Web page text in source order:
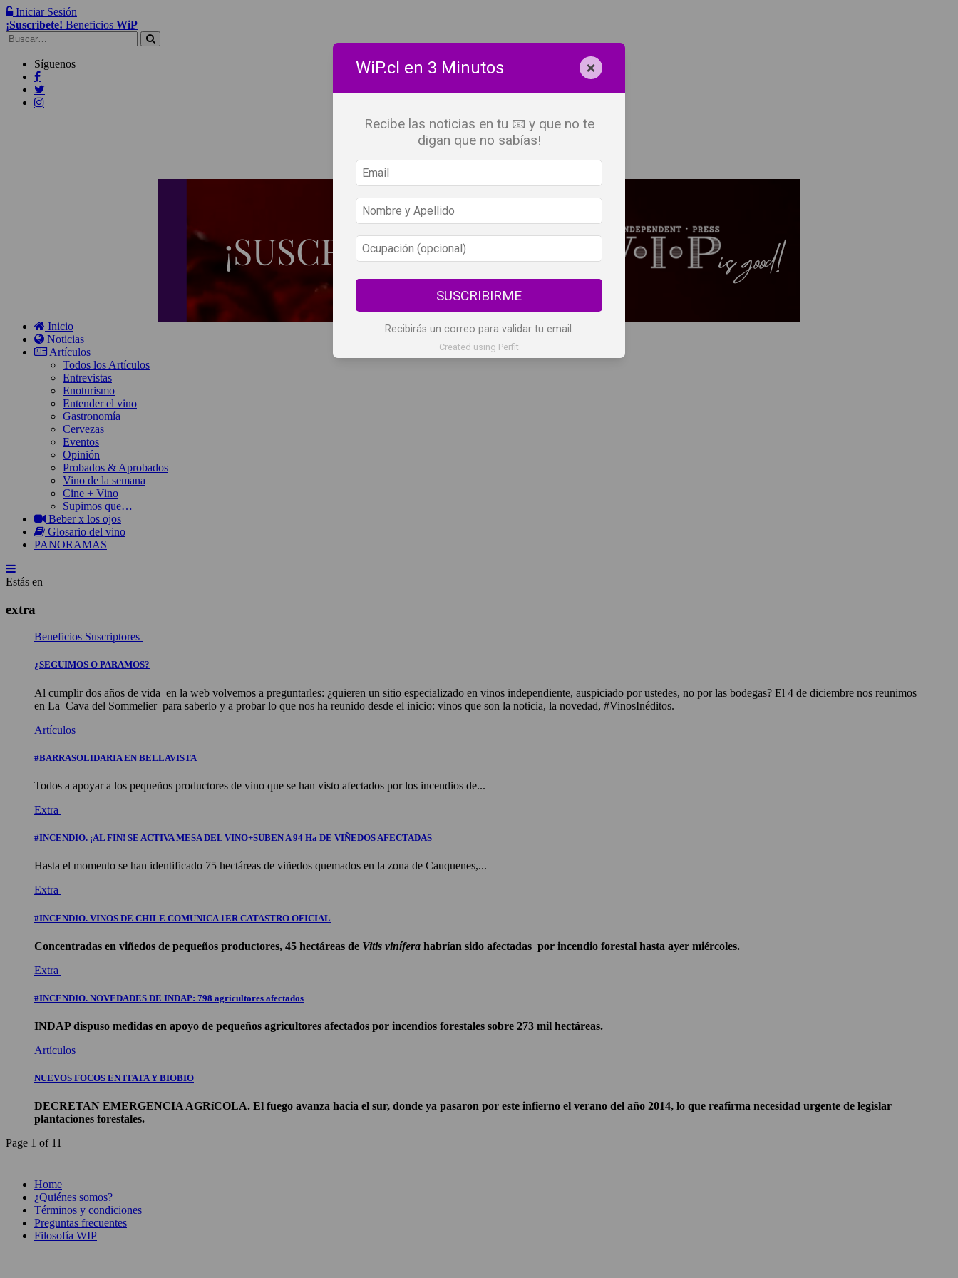
Iniciar Sesión
¡Suscribete! Beneficios WiP
Buscar:
Síguenos
Inicio
Noticias
Artículos
Todos los Artículos
Entrevistas
Enoturismo
Entender el vino
Gastronomía
Cervezas
Eventos
Opinión
Probados & Aprobados
Vino de la semana
Cine + Vino
Supimos que…
Beber x los ojos
Glosario del vino
PANORAMAS
Estás en
extra
Beneficios Suscriptores
¿SEGUIMOS O PARAMOS?
Al cumplir dos años de vida en la web volvemos a preguntarles: ¿quieren un sitio especializado en vinos independiente, auspiciado por ustedes, no por las bodegas? El 4 de diciembre nos reunimos
en La Cava del Sommelier para saberlo y a probar lo que nos ha reunido desde el inicio: vinos que son la noticia, la novedad, #VinosInéditos.
Artículos
#BARRASOLIDARIA EN BELLAVISTA
Todos a apoyar a los pequeños productores de vino que se han visto afectados por los incendios de...
Extra
#INCENDIO. ¡AL FIN! SE ACTIVA MESA DEL VINO+SUBEN A 94 Ha DE VIÑEDOS AFECTADAS
Hasta el momento se han identificado 75 hectáreas de viñedos quemados en la zona de Cauquenes,...
Extra
#INCENDIO. VINOS DE CHILE COMUNICA 1ER CATASTRO OFICIAL
Concentradas en viñedos de pequeños productores, 45 hectáreas de Vitis vinífera habrían sido afectadas por incendio forestal hasta ayer miércoles.
Extra
#INCENDIO. NOVEDADES DE INDAP: 798 agricultores afectados
INDAP dispuso medidas en apoyo de pequeños agricultores afectados por incendios forestales sobre 273 mil hectáreas.
Artículos
NUEVOS FOCOS EN ITATA Y BIOBIO
DECRETAN EMERGENCIA AGRíCOLA. El fuego avanza hacia el sur, donde ya pasaron por este infierno el verano del año 2014, lo que reafirma necesidad urgente de legislar
plantaciones forestales.
Page 1 of 11
Home
¿Quiénes somos?
Términos y condiciones
Preguntas frecuentes
Filosofía WIP
WiP.cl en 3 Minutos ×
Recibe las noticias en tu 📧 y que no te
digan que no sabías!
SUSCRIBIRME
Recibirás un correo para validar tu email.
Created using Perfit